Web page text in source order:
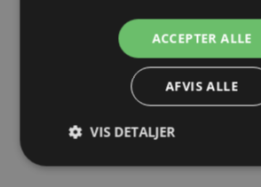
n af
kabinette
Se mere
her
n af
t.
Se
ACCEPTER ALLE
AFVIS ALLE
VIS DETALJER